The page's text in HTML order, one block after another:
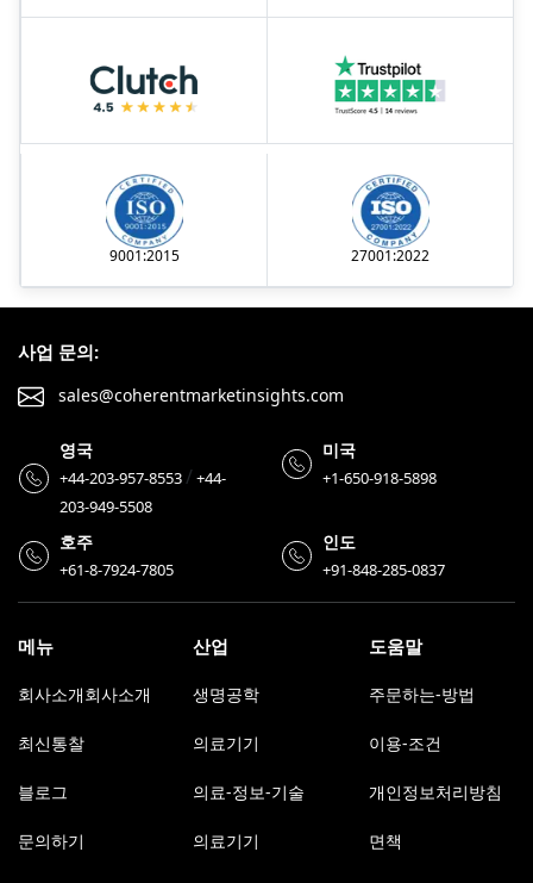
9001:2015 27001:2022
사업 문의:
sales@coherentmarketinsights.com
영국
+44-203-957-8553/+44-
203-949-5508
미국
+1-650-918-5898
호주
+61-8-7924-7805
인도
+91-848-285-0837
메뉴
회사소개회사소개
최신통찰
블로그
문의하기
산업
생명공학
의료기기
의료-정보-기술
의료기기
도움말
주문하는-방법
이용-조건
개인정보처리방침
면책